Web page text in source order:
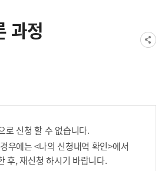
과정
로 신청 할 수 없습니다.
우에는 <나의 신청내역 확인>에서
후, 재신청 하시기 바랍니다.